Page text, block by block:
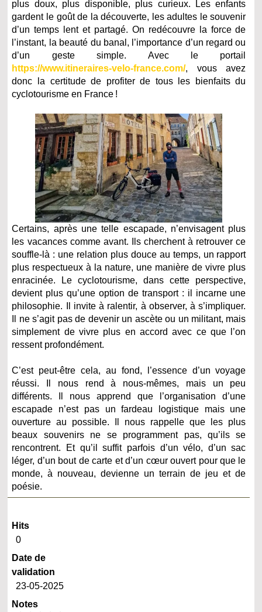
plus doux, plus disponible, plus curieux. Les enfants
gardent le goût de la découverte, les adultes le souvenir
d’un temps lent et partagé. On redécouvre la force de
l’instant, la beauté du banal, l’importance d’un regard ou
d’un geste simple. Avec le portail
https://www.itineraires-velo-france.com/, vous avez
donc la certitude de profiter de tous les bienfaits du
cyclotourisme en France !
Certains, après une telle escapade, n’envisagent plus
les vacances comme avant. Ils cherchent à retrouver ce
souffle-là : une relation plus douce au temps, un rapport
plus respectueux à la nature, une manière de vivre plus
enracinée. Le cyclotourisme, dans cette perspective,
devient plus qu’une option de transport : il incarne une
philosophie. Il invite à ralentir, à observer, à s’impliquer.
Il ne s’agit pas de devenir un ascète ou un militant, mais
simplement de vivre plus en accord avec ce que l’on
ressent profondément.
C’est peut-être cela, au fond, l’essence d’un voyage
réussi. Il nous rend à nous-mêmes, mais un peu
différents. Il nous apprend que l’organisation d’une
escapade n’est pas un fardeau logistique mais une
ouverture au possible. Il nous rappelle que les plus
beaux souvenirs ne se programment pas, qu’ils se
rencontrent. Et qu’il suffit parfois d’un vélo, d’un sac
léger, d’un bout de carte et d’un cœur ouvert pour que le
monde, à nouveau, devienne un terrain de jeu et de
poésie.
Hits
0
Date de
validation
23-05-2025
Notes